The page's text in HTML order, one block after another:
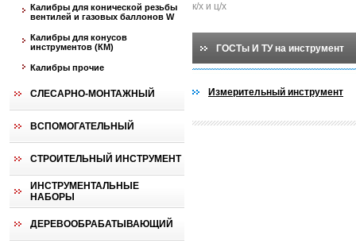
Калибры для конической резьбы
вентилей и газовых баллонов W
Калибры для конусов
инструментов (КМ)
Калибры прочие
СЛЕСАРНО-МОНТАЖНЫЙ
ВСПОМОГАТЕЛЬНЫЙ
СТРОИТЕЛЬНЫЙ ИНСТРУМЕНТ
ИНСТРУМЕНТАЛЬНЫЕ
НАБОРЫ
ДЕРЕВООБРАБАТЫВАЮЩИЙ
к/х и ц/х
ГОСТы И ТУ на инструмент
Измерительный инструмент